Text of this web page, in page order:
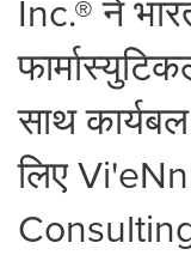
Inc.® ने
साथ
लिए